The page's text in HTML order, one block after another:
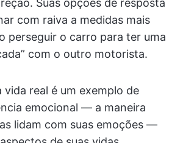
Suas opções de resposta
com raiva a medidas mais
perseguir o carro para ter uma
com o outro motorista.
vida real é um exemplo de
emocional — a maneira
lidam com suas emoções —